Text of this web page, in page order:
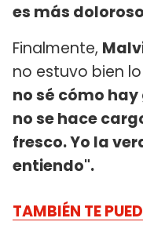
es más
Finalmente,
no estuvo bien
no sé cómo
no se hace
fresco. Yo la
entiendo".
TAMBIÉN TE